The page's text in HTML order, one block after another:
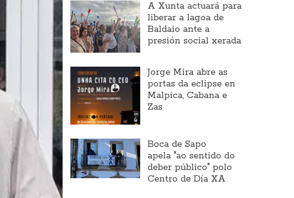
A Xunta actuará para
liberar a lagoa de
Baldaio ante a
presión social xerada
Jorge Mira abre as
portas da eclipse en
Malpica, Cabana e
Zas
Boca de Sapo
apela "ao sentido do
deber público" polo
Centro de Día XA